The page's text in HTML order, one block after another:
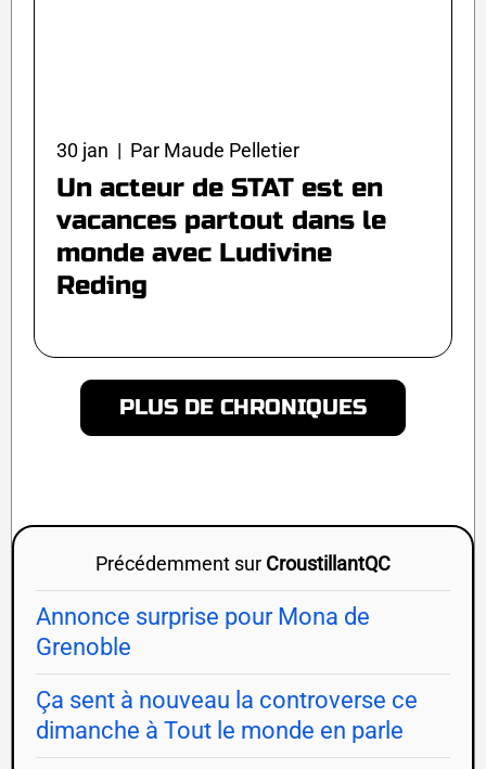
30 jan | Par Maude Pelletier
Un acteur de STAT est en
vacances partout dans le
monde avec Ludivine
Reding
PLUS DE CHRONIQUES
Précédemment sur CroustillantQC
Annonce surprise pour Mona de
Grenoble
Ça sent à nouveau la controverse ce
dimanche à Tout le monde en parle